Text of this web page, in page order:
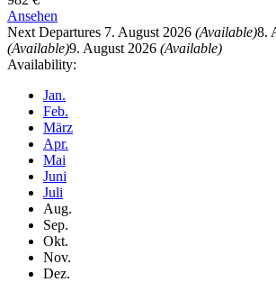
Ansehen
Next Departures 7. August 2026 (Available)8.
(Available)9. August 2026 (Available)
Availability:
Jan.
Feb.
März
Apr.
Mai
Juni
Juli
Aug.
Sep.
Okt.
Nov.
Dez.